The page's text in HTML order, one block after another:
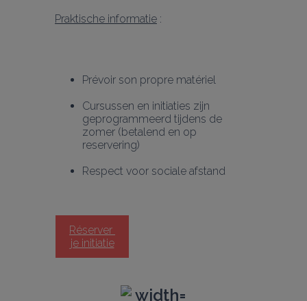
Praktische informatie :
Prévoir son propre matériel
Cursussen en initiaties zijn
geprogrammeerd tijdens de
zomer (betalend en op
reservering)
Respect voor sociale afstand
Réserver
je initiatie